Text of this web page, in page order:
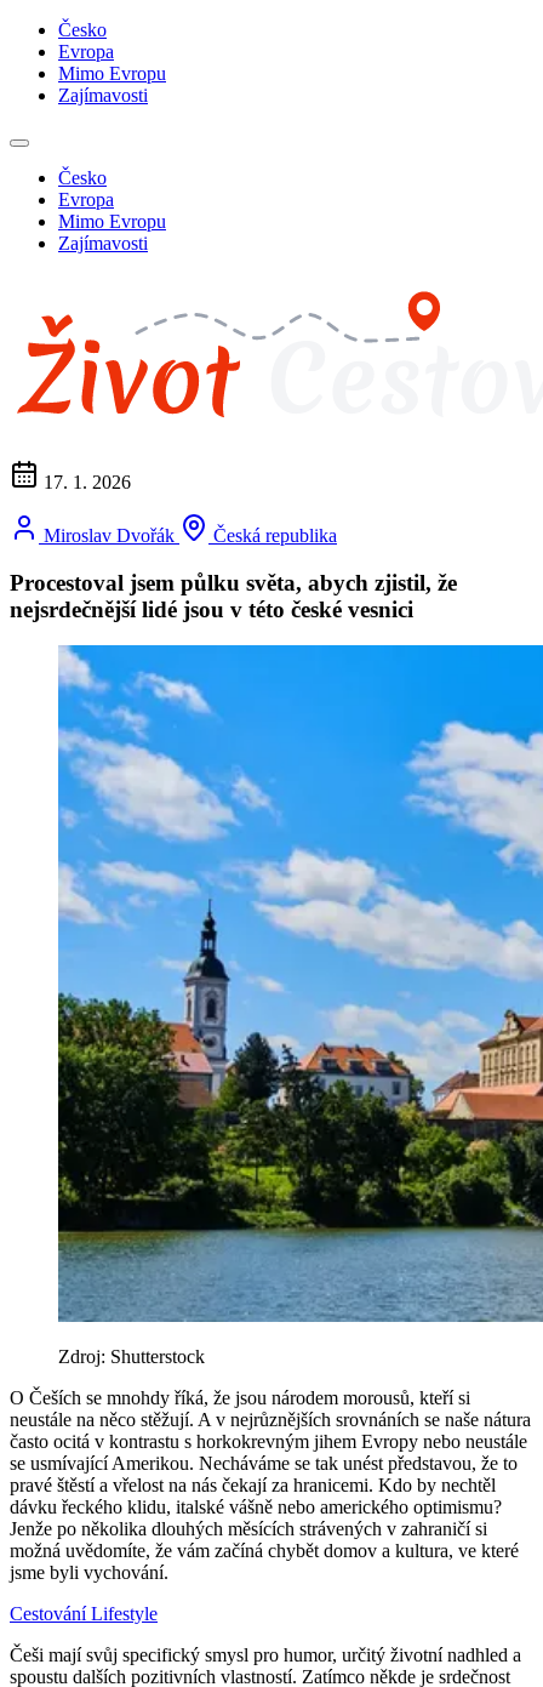
Česko
Evropa
Mimo Evropu
Zajímavosti
Česko
Evropa
Mimo Evropu
Zajímavosti
17. 1. 2026
Miroslav Dvořák Česká republika
Procestoval jsem půlku světa, abych zjistil, že
nejsrdečnější lidé jsou v této české vesnici
Zdroj: Shutterstock
O Češích se mnohdy říká, že jsou národem morousů, kteří si
neustále na něco stěžují. A v nejrůznějších srovnáních se naše nátura
často ocitá v kontrastu s horkokrevným jihem Evropy nebo neustále
se usmívající Amerikou. Necháváme se tak unést představou, že to
pravé štěstí a vřelost na nás čekají za hranicemi. Kdo by nechtěl
dávku řeckého klidu, italské vášně nebo amerického optimismu?
Jenže po několika dlouhých měsících strávených v zahraničí si
možná uvědomíte, že vám začíná chybět domov a kultura, ve které
jsme byli vychování.
CestováníLifestyle
Češi mají svůj specifický smysl pro humor, určitý životní nadhled a
spoustu dalších pozitivních vlastností. Zatímco někde je srdečnost